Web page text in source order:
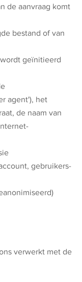
de aanvraag komt
bestand of van
geïnitieerd
agent'), het
de naam van
gebruikers-
verwerkt met de